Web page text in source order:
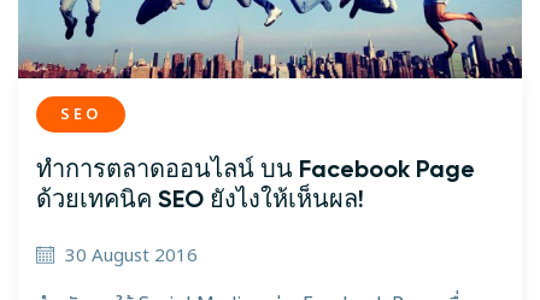
SEO
ทำการตลาดออนไลน์ บน Facebook Page
ด้วยเทคนิค SEO ยังไงให้เห็นผล!
30 August 2016